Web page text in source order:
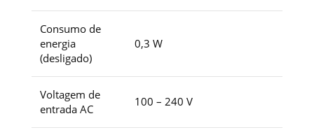
Consumo de
energia
(desligado)
0,3 W
Voltagem de
entrada AC
100 – 240 V